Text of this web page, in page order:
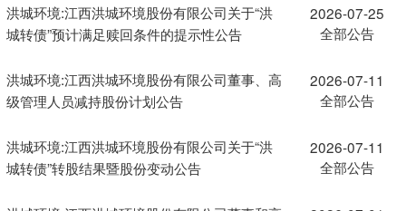
洪城环境:江西洪城环境股份有限公司关于“洪
城转债”预计满足赎回条件的提示性公告
2026-07-25
全部公告
洪城环境:江西洪城环境股份有限公司董事、高
级管理人员减持股份计划公告
2026-07-11
全部公告
洪城环境:江西洪城环境股份有限公司关于“洪
城转债”转股结果暨股份变动公告
2026-07-11
全部公告